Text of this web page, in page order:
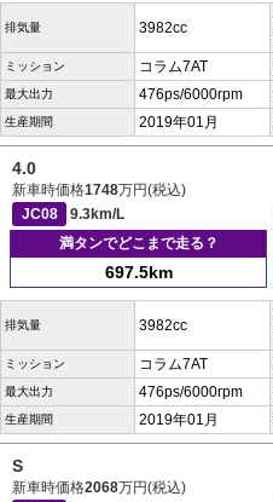
排気量 3982cc
ミッション コラム7AT
最大出力 476ps/6000rpm
生産期間 2019年01月
4.0
新車時価格1748万円(税込)
JC08
9.3km/L
満タンでどこまで走る？
697.5km
排気量 3982cc
ミッション コラム7AT
最大出力 476ps/6000rpm
生産期間 2019年01月
S
新車時価格2068万円(税込)